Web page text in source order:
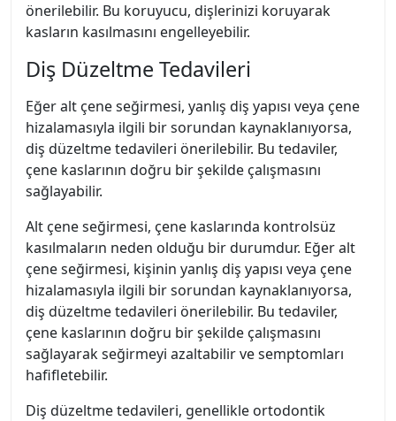
önerilebilir. Bu koruyucu, dişlerinizi koruyarak
kasların kasılmasını engelleyebilir.
Diş Düzeltme Tedavileri
Eğer alt çene seğirmesi, yanlış diş yapısı veya çene
hizalamasıyla ilgili bir sorundan kaynaklanıyorsa,
diş düzeltme tedavileri önerilebilir. Bu tedaviler,
çene kaslarının doğru bir şekilde çalışmasını
sağlayabilir.
Alt çene seğirmesi, çene kaslarında kontrolsüz
kasılmaların neden olduğu bir durumdur. Eğer alt
çene seğirmesi, kişinin yanlış diş yapısı veya çene
hizalamasıyla ilgili bir sorundan kaynaklanıyorsa,
diş düzeltme tedavileri önerilebilir. Bu tedaviler,
çene kaslarının doğru bir şekilde çalışmasını
sağlayarak seğirmeyi azaltabilir ve semptomları
hafifletebilir.
Diş düzeltme tedavileri, genellikle ortodontik